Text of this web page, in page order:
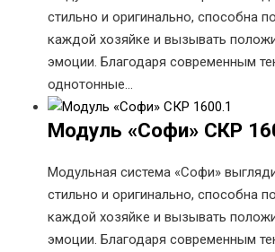
стильно и оригинально, способна
каждой хозяйке и вызывать
эмоции. Благодаря современным
однотонные…
Модуль «Софи» СКР
Модульная система «Софи»
стильно и оригинально, способна
каждой хозяйке и вызывать
эмоции. Благодаря современным